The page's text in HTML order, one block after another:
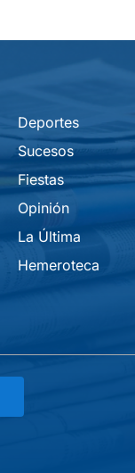
Deportes
Sucesos
Fiestas
Opinión
La Última
Hemeroteca